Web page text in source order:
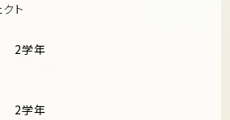
ト
2学年
2学年